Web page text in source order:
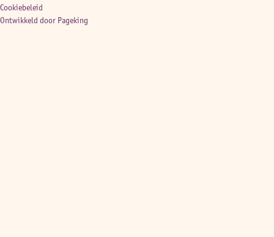
Cookiebeleid
Ontwikkeld door Pageking